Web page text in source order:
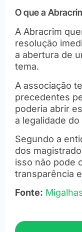
O que a
A Abracrim
resolução
a abertura de
tema.
A associação
precedentes
poderia abrir
a legalidade
Segundo a
dos
isso não pode
transparência
Fonte: